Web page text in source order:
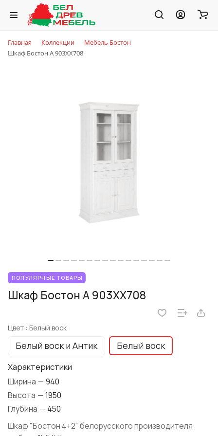
Главная Коллекции
Мебель Бостон
Шкаф Бостон А 903XX708
ПОПУЛЯРНЫЕ ТОВАРЫ
Шкаф Бостон А 903XX708
Цвет : Белый воск
Белый воск и Антик Белый воск
Характеристики
Ширина — 940
Высота — 1950
Глубина — 450
Шкаф "Бостон 4+2" белорусского производителя